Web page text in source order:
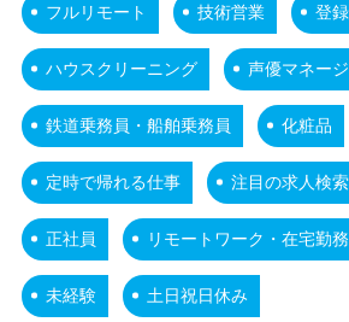
フルリモート 技術営業 登
ハウスクリーニング 声優マネー
鉄道乗務員・船舶乗務員 化粧品
定時で帰れる仕事 注目の求人検
正社員 リモートワーク・在宅勤務
未経験 土日祝日休み